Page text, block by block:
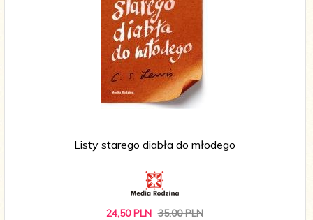
Listy starego diabła do młodego
24,50 PLN 35,00 PLN